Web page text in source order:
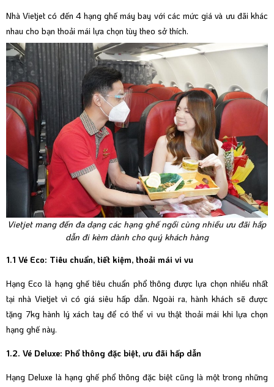
Nhà Vietjet có đến 4 hạng ghế máy bay với các mức giá và ưu đãi khác
nhau cho bạn thoải mái lựa chọn tùy theo sở thích.
Vietjet mang đến đa dạng các hạng ghế ngồi cùng nhiều ưu đãi hấp
dẫn đi kèm dành cho quý khách hàng
1.1 Vé Eco: Tiêu chuẩn, tiết kiệm, thoải mái vi vu
Hạng Eco là hạng ghế tiêu chuẩn phổ thông được lựa chọn nhiều nhất
tại nhà Vietjet vì có giá siêu hấp dẫn. Ngoài ra, hành khách sẽ được
tặng 7kg hành lý xách tay để có thể vi vu thật thoải mái khi lựa chọn
hạng ghế này.
1.2. Vé Deluxe: Phổ thông đặc biệt, ưu đãi hấp dẫn
Hạng Deluxe là hạng ghế phổ thông đặc biệt cũng là một trong những